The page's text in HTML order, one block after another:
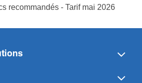
recommandés - Tarif mai 2026